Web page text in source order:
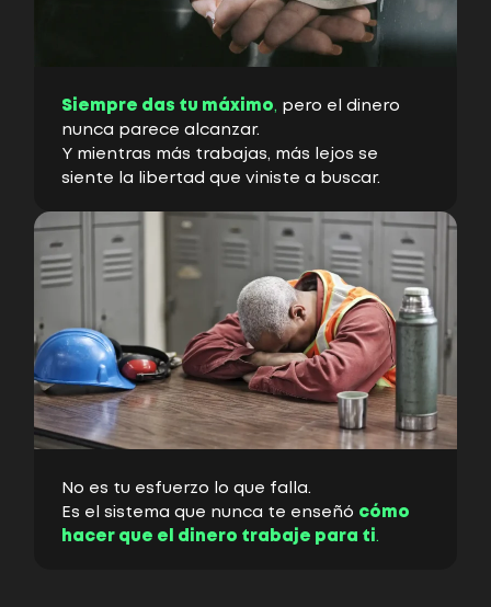
Siempre das tu máximo, pero el dinero
nunca parece alcanzar.
Y mientras más trabajas, más lejos se
siente la libertad que viniste a buscar.
No es tu esfuerzo lo que falla.
Es el sistema que nunca te enseñó cómo
hacer que el dinero trabaje para ti.